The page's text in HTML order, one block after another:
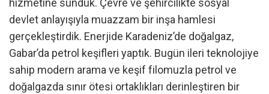
hizmetine sunduk. Çevre ve şehircilikte sosyal
devlet anlayışıyla muazzam bir inşa hamlesi
gerçekleştirdik. Enerjide Karadeniz’de doğalgaz,
Gabar’da petrol keşifleri yaptık. Bugün ileri teknolojiye
sahip modern arama ve keşif filomuzla petrol ve
doğalgazda sınır ötesi ortaklıkları derinleştiren bir